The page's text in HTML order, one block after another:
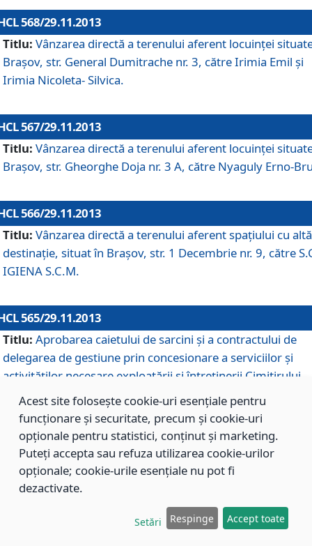
568/29.11.2013
Titlu: Vânzarea directă a terenului aferent locuinţei
Braşov, str. General Dumitrache nr. 3, către Irimia Emil şi
Irimia Nicoleta- Silvica.
567/29.11.2013
Titlu: Vânzarea directă a terenului aferent locuinţei
Braşov, str. Gheorghe Doja nr. 3 A, către Nyaguly Erno-
566/29.11.2013
Titlu: Vânzarea directă a terenului aferent spaţiului cu altă
destinaţie, situat în Braşov, str. 1 Decembrie nr. 9, către
IGIENA S.C.M.
565/29.11.2013
Titlu: Aprobarea caietului de sarcini şi a contractului de
delegarea de gestiune prin concesionare a serviciilor şi
activităţilor necesare exploatării şi întreţinerii Cimitirului
Municipal Braşov situat în str. Dimitrie Anghel nr. 19.
564/29.11.2013
Titlu: Completarea şi modificarea H.C.L. nr. 446/2013,
care s-a aprobat studiul de fundamentare pentru
Acest site folosește cookie-uri esențiale pentru
funcționare și securitate, precum și cookie-uri
opționale pentru statistici, conținut și marketing.
Puteți accepta sau refuza utilizarea cookie-urilor
opționale; cookie-urile esențiale nu pot fi
dezactivate.
Setări Respinge Accept toate